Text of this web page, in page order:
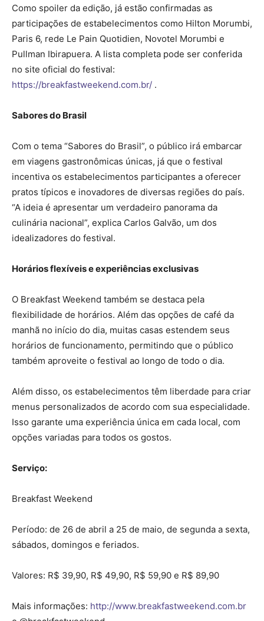
Como spoiler da edição, já estão confirmadas as
participações de estabelecimentos como Hilton Morumbi,
Paris 6, rede Le Pain Quotidien, Novotel Morumbi e
Pullman Ibirapuera. A lista completa pode ser conferida
no site oficial do festival:
https://breakfastweekend.com.br/ .
Sabores do Brasil
Com o tema “Sabores do Brasil”, o público irá embarcar
em viagens gastronômicas únicas, já que o festival
incentiva os estabelecimentos participantes a oferecer
pratos típicos e inovadores de diversas regiões do país.
“A ideia é apresentar um verdadeiro panorama da
culinária nacional”, explica Carlos Galvão, um dos
idealizadores do festival.
Horários flexíveis e experiências exclusivas
O Breakfast Weekend também se destaca pela
flexibilidade de horários. Além das opções de café da
manhã no início do dia, muitas casas estendem seus
horários de funcionamento, permitindo que o público
também aproveite o festival ao longo de todo o dia.
Além disso, os estabelecimentos têm liberdade para criar
menus personalizados de acordo com sua especialidade.
Isso garante uma experiência única em cada local, com
opções variadas para todos os gostos.
Serviço:
Breakfast Weekend
Período: de 26 de abril a 25 de maio, de segunda a sexta,
sábados, domingos e feriados.
Valores: R$ 39,90, R$ 49,90, R$ 59,90 e R$ 89,90
Mais informações: http://www.breakfastweekend.com.br